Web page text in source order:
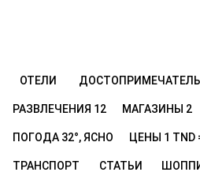
ОТЕЛИ
РАЗВЛЕЧЕНИЯ 12 МАГАЗИНЫ 2
ПОГОДА 32°, ЯСНО ЦЕНЫ 1 TND
ТРАНСПОРТ СТАТЬИ